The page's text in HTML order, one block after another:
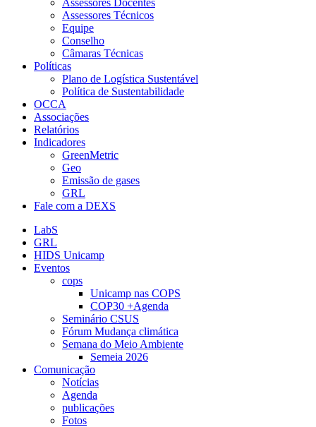
Assessores Docentes
Assessores Técnicos
Equipe
Conselho
Câmaras Técnicas
Políticas
Plano de Logística Sustentável
Política de Sustentabilidade
OCCA
Associações
Relatórios
Indicadores
GreenMetric
Geo
Emissão de gases
GRL
Fale com a DEXS
LabS
GRL
HIDS Unicamp
Eventos
cops
Unicamp nas COPS
COP30 +Agenda
Seminário CSUS
Fórum Mudança climática
Semana do Meio Ambiente
Semeia 2026
Comunicação
Notícias
Agenda
publicações
Fotos